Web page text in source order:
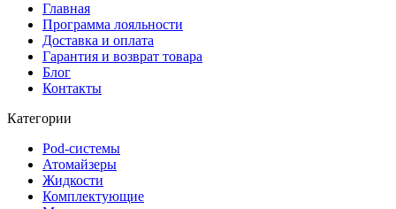
Главная
Программа лояльности
Доставка и оплата
Гарантия и возврат товара
Блог
Контакты
Категории
Pod-системы
Атомайзеры
Жидкости
Комплектующие